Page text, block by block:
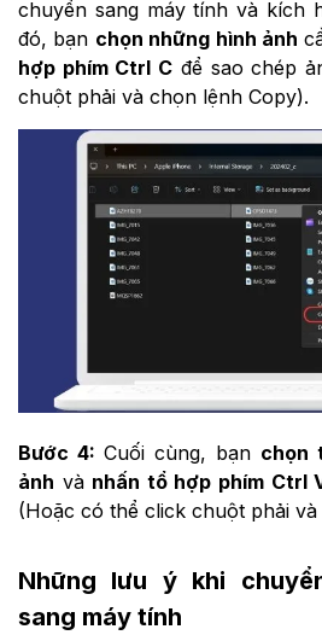
chuyển sang máy tính và kích
đó, bạn chọn những hình ảnh
hợp phím Ctrl C để sao chép
chuột phải và chọn lệnh Copy).
Bước 4: Cuối cùng, bạn chọn
ảnh và nhấn tổ hợp phím Ctrl
(Hoặc có thể click chuột phải
Những lưu ý khi
sang máy tính